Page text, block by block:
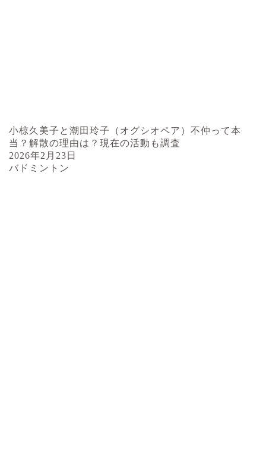
小椋久美子と潮田玲子（オグシオペア）不仲って本
当？解散の理由は？現在の活動も調査
2026年2月23日
バドミントン